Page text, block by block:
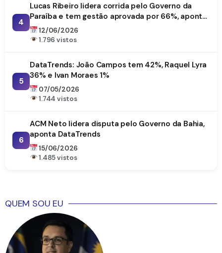
4
Lucas Ribeiro lidera corrida pelo Governo da
Paraíba e tem gestão aprovada por 66%, aponta
DataTrends
12/06/2026
1.796 vistos
5
DataTrends: João Campos tem 42%, Raquel Lyra
36% e Ivan Moraes 1%
07/05/2026
1.744 vistos
6
ACM Neto lidera disputa pelo Governo da Bahia,
aponta DataTrends
15/06/2026
1.485 vistos
QUEM SOU EU